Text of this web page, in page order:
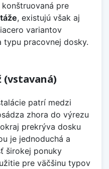
pre
, existujú však aj
variantov
pracovnej dosky.
(vstavaná)
patrí medzi
zhora do výrezu
prekrýva dosku
je jednoduchá a
širokej ponuky
pre väčšinu typov